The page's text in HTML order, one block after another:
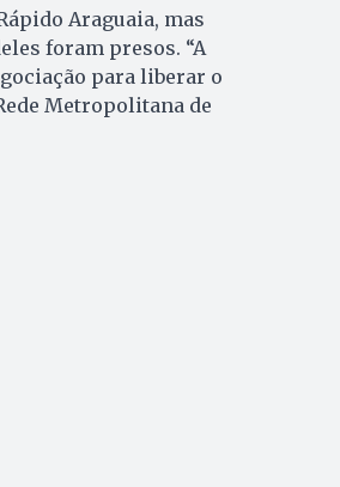
Araguaia, mas
foram presos. “A
para liberar o
Metropolitana de